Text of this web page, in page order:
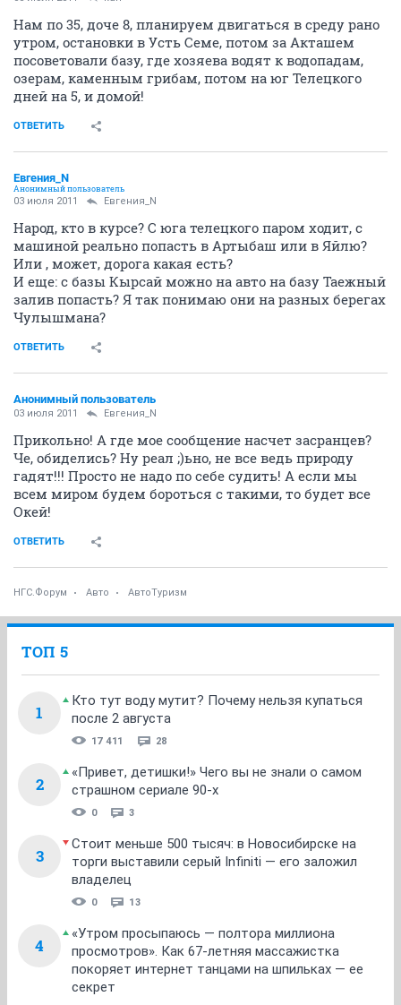
Нам по 35, доче 8, планируем двигаться в среду рано
утром, остановки в Усть Семе, потом за Акташем
посоветовали базу, где хозяева водят к водопадам,
озерам, каменным грибам, потом на юг Телецкого
дней на 5, и домой!
ОТВЕТИТЬ
Евгения_N
Анонимный пользователь
03 июля 2011 Евгения_N
Народ, кто в курсе? С юга телецкого паром ходит, с
машиной реально попасть в Артыбаш или в Яйлю?
Или , может, дорога какая есть?
И еще: с базы Кырсай можно на авто на базу Таежный
залив попасть? Я так понимаю они на разных берегах
Чулышмана?
ОТВЕТИТЬ
Анонимный пользователь
03 июля 2011 Евгения_N
Прикольно! А где мое сообщение насчет засранцев?
Че, обиделись? Ну реал ;)ьно, не все ведь природу
гадят!!! Просто не надо по себе судить! А если мы
всем миром будем бороться с такими, то будет все
Окей!
ОТВЕТИТЬ
НГС.Форум Авто АвтоТуризм
ТОП 5
1
Кто тут воду мутит? Почему нельзя купаться
после 2 августа
17 411 28
2
«Привет, детишки!» Чего вы не знали о самом
страшном сериале 90-х
0 3
3
Стоит меньше 500 тысяч: в Новосибирске на
торги выставили серый Infiniti — его заложил
владелец
0 13
4
«Утром просыпаюсь — полтора миллиона
просмотров». Как 67-летняя массажистка
покоряет интернет танцами на шпильках — ее
секрет